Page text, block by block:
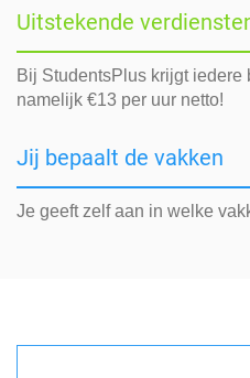
Uitstekende
Bij StudentsPlus krijgt
namelijk €13 per uur netto!
Jij bepaalt de vakken
Je geeft zelf aan in welke